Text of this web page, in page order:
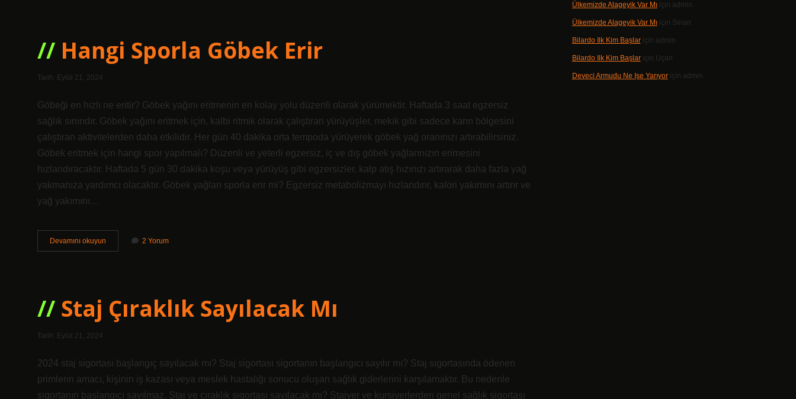
Hangi Sporla Göbek Erir
Tarih: Eylül 21, 2024
Göbeği en hızlı ne eritir? Göbek yağını eritmenin en kolay yolu düzenli olarak yürümektir. Haftada 3 saat egzersiz
sağlık sınırıdır. Göbek yağını eritmek için, kalbi ritmik olarak çalıştıran yürüyüşler, mekik gibi sadece karın bölgesini
çalıştıran aktivitelerden daha etkilidir. Her gün 40 dakika orta tempoda yürüyerek göbek yağ oranınızı artırabilirsiniz.
Göbek eritmek için hangi spor yapılmalı? Düzenli ve yeterli egzersiz, iç ve dış göbek yağlarınızın erimesini
hızlandıracaktır. Haftada 5 gün 30 dakika koşu veya yürüyüş gibi egzersizler, kalp atış hızınızı artırarak daha fazla yağ
yakmanıza yardımcı olacaktır. Göbek yağları sporla erir mi? Egzersiz metabolizmayı hızlandırır, kalori yakımını artırır ve
yağ yakımını…
Devamını okuyun
Sporla
2 Yorum
Staj Çıraklık Sayılacak Mı
Tarih: Eylül 21, 2024
2024 staj sigortası başlangıç sayılacak mı? Staj sigortası sigortanın başlangıcı sayılır mı? Staj sigortasında ödenen
primlerin amacı, kişinin iş kazası veya meslek hastalığı sonucu oluşan sağlık giderlerini karşılamaktır. Bu nedenle
sigortanın başlangıcı sayılmaz. Staj ve çıraklık sigortası sayılacak mı? Stajyer ve kursiyerlerden genel sağlık sigortası
Ülkemizde Alageyik Var Mıiçin admin
Ülkemizde Alageyik Var Mıiçin Sinan
Bilardo Ilk Kim Başlariçin admin
Bilardo Ilk Kim Başlariçin Uçan
Deveci Armudu Ne Işe Yarıyoriçin admin